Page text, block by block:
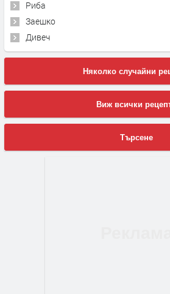
Риба
Заешко
Дивеч
Няколко случайни
Виж всички
Търсене